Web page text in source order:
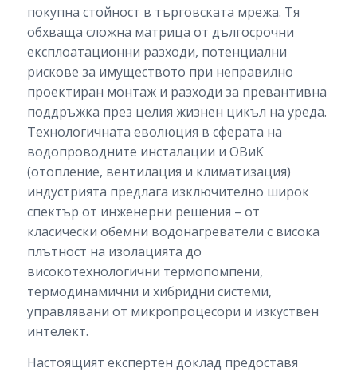
покупна стойност в търговската мрежа. Тя
обхваща сложна матрица от дългосрочни
експлоатационни разходи, потенциални
рискове за имуществото при неправилно
проектиран монтаж и разходи за превантивна
поддръжка през целия жизнен цикъл на уреда.
Технологичната еволюция в сферата на
водопроводните инсталации и ОВиК
(отопление, вентилация и климатизация)
индустрията предлага изключително широк
спектър от инженерни решения – от
класически обемни водонагреватели с висока
плътност на изолацията до
високотехнологични термопомпени,
термодинамични и хибридни системи,
управлявани от микропроцесори и изкуствен
интелект.
Настоящият експертен доклад предоставя